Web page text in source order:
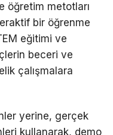
öğretim metotları
bir öğrenme
eğitimi ve
beceri ve
çalışmalara
yerine, gerçek
kullanarak, demo